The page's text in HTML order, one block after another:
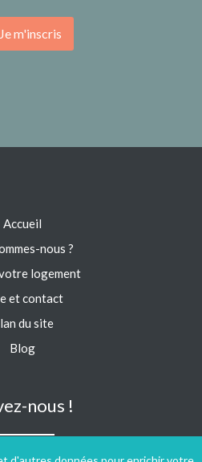
Je m'inscris
Accueil
nous ?
logement
et contact
du site
Blog
nous !